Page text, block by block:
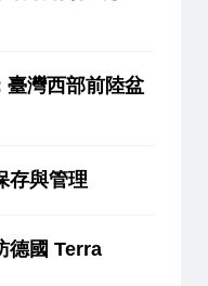
臺灣西部前陸盆
存與管理
德國 Terra